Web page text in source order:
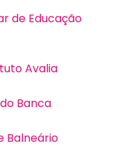
de Educação
Avalia
Banca
Balneário